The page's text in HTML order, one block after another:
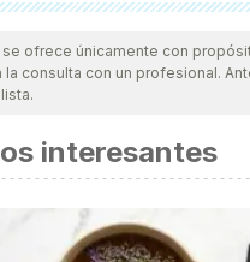
citadas fueron
para asegurar su calidad,
La bibliografía de
Morales, M. I. y López-Zafra,
emocional y rendimiento
Revista
se ofrece únicamente con
la consulta con un profesional.
interesantes